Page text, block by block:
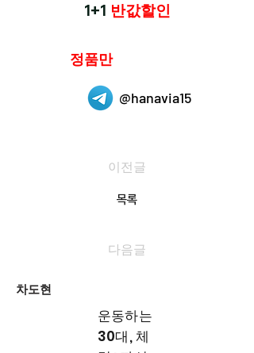
1+1 반값할인
정품만
@hanavia15
이전글
목록
다음글
차도현
운동하는
30대, 체